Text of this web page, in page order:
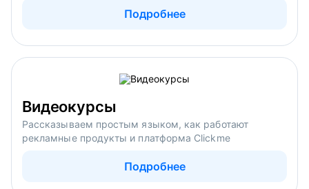
Подробнее
Видеокурсы
Рассказываем простым языком, как работают
рекламные продукты и платформа Clickme
Подробнее